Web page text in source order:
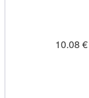
10.08 €